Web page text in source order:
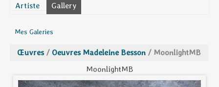
Artiste Gallery
Mes Galeries
Œuvres / Oeuvres Madeleine Besson / MoonlightMB
MoonlightMB